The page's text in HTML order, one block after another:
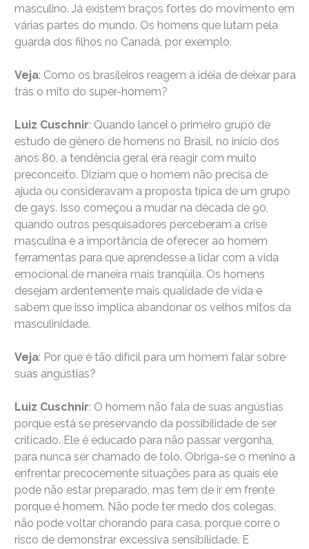
masculino. Já existem braços fortes do movimento em
várias partes do mundo. Os homens que lutam pela
guarda dos filhos no Canadá, por exemplo.
Veja: Como os brasileiros reagem à idéia de deixar para
trás o mito do super-homem?
Luiz Cuschnir: Quando lancei o primeiro grupo de
estudo de gênero de homens no Brasil, no início dos
anos 80, a tendência geral era reagir com muito
preconceito. Diziam que o homem não precisa de
ajuda ou consideravam a proposta típica de um grupo
de gays. Isso começou a mudar na década de 90,
quando outros pesquisadores perceberam a crise
masculina e a importância de oferecer ao homem
ferramentas para que aprendesse a lidar com a vida
emocional de maneira mais tranqüila. Os homens
desejam ardentemente mais qualidade de vida e
sabem que isso implica abandonar os velhos mitos da
masculinidade.
Veja: Por que é tão difícil para um homem falar sobre
suas angústias?
Luiz Cuschnir: O homem não fala de suas angústias
porque está se preservando da possibilidade de ser
criticado. Ele é educado para não passar vergonha,
para nunca ser chamado de tolo. Obriga-se o menino a
enfrentar precocemente situações para as quais ele
pode não estar preparado, mas tem de ir em frente
porque é homem. Não pode ter medo dos colegas,
não pode voltar chorando para casa, porque corre o
risco de demonstrar excessiva sensibilidade. E